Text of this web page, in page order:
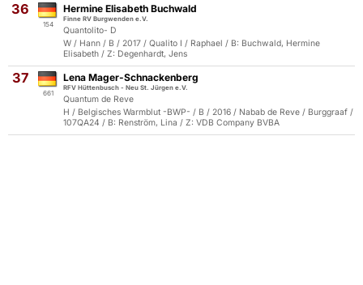
36
154
Hermine Elisabeth Buchwald
Finne RV Burgwenden e.V.
Quantolito- D
W / Hann / B / 2017 / Qualito I / Raphael / B: Buchwald, Hermine
Elisabeth / Z: Degenhardt, Jens
37
661
Lena Mager-Schnackenberg
RFV Hüttenbusch - Neu St. Jürgen e.V.
Quantum de Reve
H / Belgisches Warmblut -BWP- / B / 2016 / Nabab de Reve / Burggraaf /
107QA24 / B: Renström, Lina / Z: VDB Company BVBA